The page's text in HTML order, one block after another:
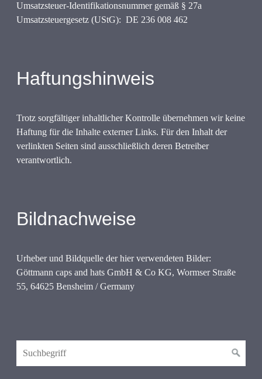
Umsatzsteuer-Identifikationsnummer gemäß § 27a
Umsatzsteuergesetz (UStG): DE 236 008 462
Haftungshinweis
Trotz sorgfältiger inhaltlicher Kontrolle übernehmen wir keine
Haftung für die Inhalte externer Links. Für den Inhalt der
verlinkten Seiten sind ausschließlich deren Betreiber
verantwortlich.
Bildnachweise
Urheber und Bildquelle der hier verwendeten Bilder:
Göttmann caps and hats GmbH & Co KG, Wormser Straße
55, 64625 Bensheim / Germany